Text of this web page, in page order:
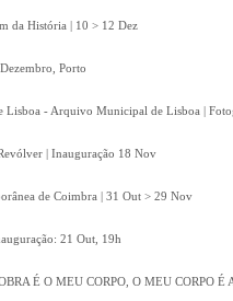
da História | 10 > 12 Dez
Porto
Lisboa - Arquivo Municipal de Lisboa |
| Inauguração 18 Nov
de Coimbra | 31 Out > 29 Nov
21 Out, 19h
É O MEU CORPO, O MEU CORPO É